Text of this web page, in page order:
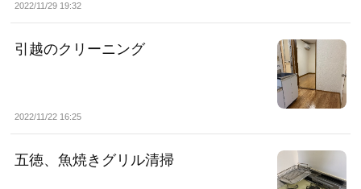
2022/11/29 19:32
引越のクリーニング
2022/11/22 16:25
五徳、魚焼きグリル清掃